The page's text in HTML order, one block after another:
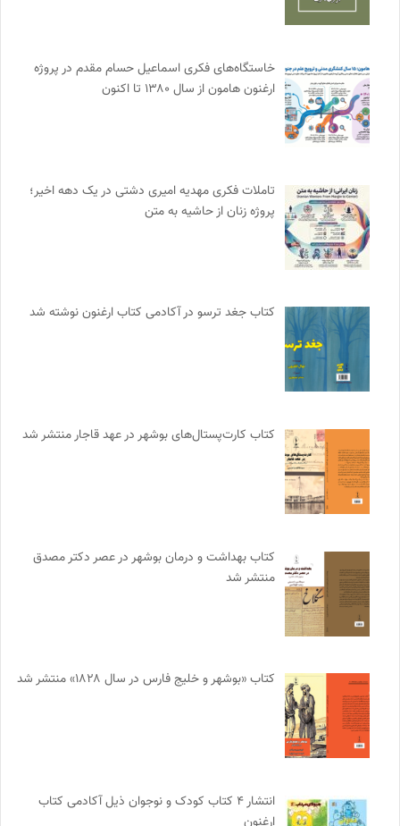
خاستگاه‌های فکری اسماعیل حسام مقدم در پروژه
ارغنون هامون از سال ۱۳۸۰ تا اکنون
تاملات فکری مهدیه امیری دشتی در یک دهه اخیر؛
پروژه زنان از حاشیه به متن
کتاب جغد ترسو در آکادمی کتاب ارغنون نوشته شد
کتاب کارت‌پستال‌های بوشهر در عهد قاجار منتشر شد
کتاب بهداشت و درمان بوشهر در عصر دکتر مصدق
منتشر شد
کتاب «بوشهر و خلیج فارس در سال ۱۸۲۸» منتشر شد
انتشار ۴ کتاب کودک و نوجوان ذیل آکادمی کتاب